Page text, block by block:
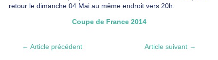
retour le dimanche 04 Mai au même endroit vers 20h.
Coupe de France 2014
← Article précédent Article suivant →